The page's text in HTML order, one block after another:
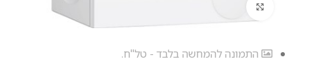
לחץ להגדלה
התמונה להמחשה בלבד - טל"ח.